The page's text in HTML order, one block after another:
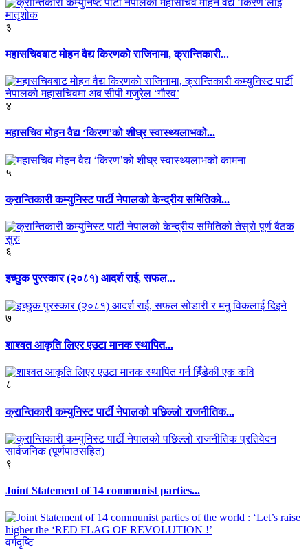
३
महासचिवबाट मोहन वैद्य किरणको राजिनामा, क्रान्तिकारी...
४
महासचिव मोहन वैद्य ‘किरण’को शीघ्र स्वास्थ्यलाभको...
५
क्रान्तिकारी कम्युनिस्ट पार्टी नेपालको केन्द्रीय समितिको...
६
इच्छुक पुरस्कार (२०८१) आदर्श राई, सफल...
७
शाश्वत आकृति लिएर एउटा मानक स्थापित...
८
क्रान्तिकारी कम्युनिस्ट पार्टी नेपालको पछिल्लो राजनीतिक...
९
Joint Statement of 14 communist parties...
वर्गदृष्टि